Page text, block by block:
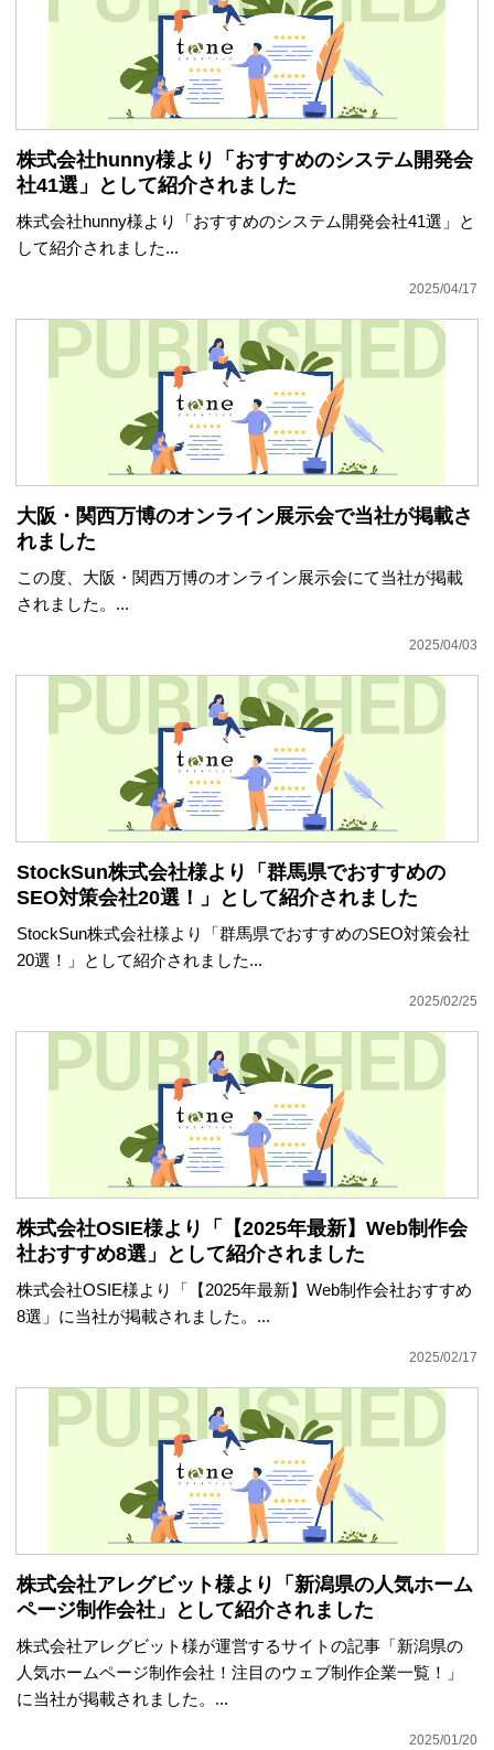
株式会社hunny様より「おすすめのシステム開発会
社41選」として紹介されました
株式会社hunny様より「おすすめのシステム開発会社41選」と
して紹介されました...
2025/04/17
大阪・関西万博のオンライン展示会で当社が掲載さ
れました
この度、大阪・関西万博のオンライン展示会にて当社が掲載
されました。...
2025/04/03
StockSun株式会社様より「群馬県でおすすめの
SEO対策会社20選！」として紹介されました
StockSun株式会社様より「群馬県でおすすめのSEO対策会社
20選！」として紹介されました...
2025/02/25
株式会社OSIE様より「【2025年最新】Web制作会
社おすすめ8選」として紹介されました
株式会社OSIE様より「【2025年最新】Web制作会社おすすめ
8選」に当社が掲載されました。...
2025/02/17
株式会社アレグビット様より「新潟県の人気ホーム
ページ制作会社」として紹介されました
株式会社アレグビット様が運営するサイトの記事「新潟県の
人気ホームページ制作会社！注目のウェブ制作企業一覧！」
に当社が掲載されました。...
2025/01/20